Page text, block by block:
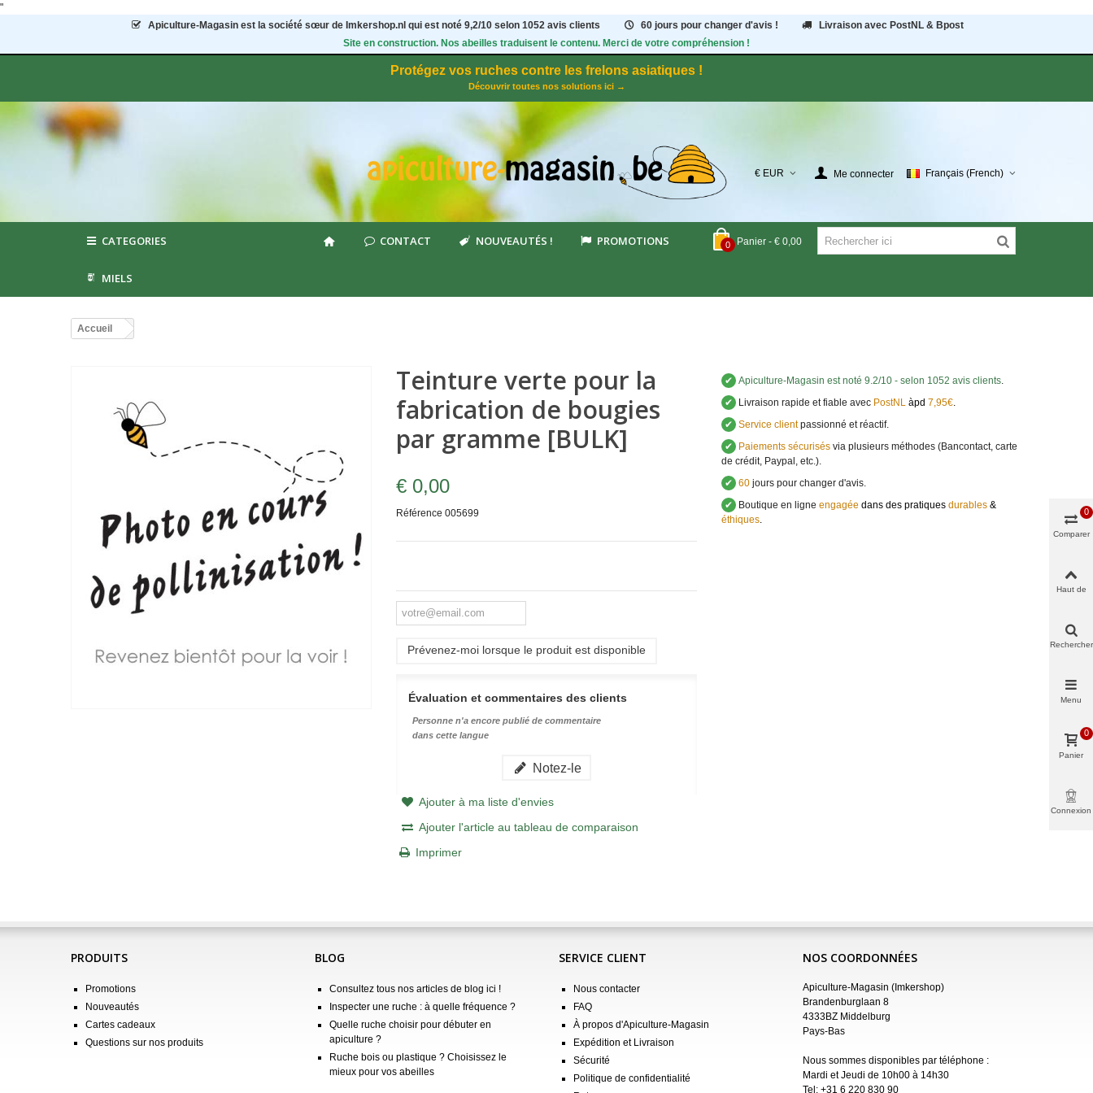
"
Apiculture-Magasin est la société sœur de Imkershop.nl qui est noté 9,2/10 selon 1052avis clients 60 jours pour changer d'avis !
Livraison avec PostNL & Bpost
Site en construction. Nos abeilles traduisent le contenu. Merci de votre compréhension !
Protégez vos ruches contre les frelons asiatiques !
Découvrir toutes nos solutions ici →
€ EUR Me connecter Français (French)
0 Panier - € 0,00
CATEGORIES CONTACT NOUVEAUTÉS ! PROMOTIONS
MIELS
Accueil
Teinture verte pour la
fabrication de bougies
par gramme [BULK]
€ 0,00
Référence 005699
Prévenez-moi lorsque le produit est disponible
Évaluation et commentaires des clients
Personne n'a encore publié de commentaire
dans cette langue
Notez-le
Ajouter à ma liste d'envies
Ajouter l'article au tableau de comparaison
Imprimer
✔ Apiculture-Magasin est noté 9.2/10 - selon 1052 avis clients.
✔ Livraison rapide et fiable avecPostNL àpd 7,95€.
✔ Service clientpassionné et réactif.
✔ Paiements sécurisésvia plusieurs méthodes (Bancontact, carte
de crédit, Paypal, etc.).
✔ 60jours pour changer d'avis.
✔ Boutique en ligne engagée dans des pratiques durables&
éthiques.
PRODUITS
Promotions
Nouveautés
Cartes cadeaux
Questions sur nos produits
BLOG
Consultez tous nos articles de blog ici !
Inspecter une ruche : à quelle fréquence ?
Quelle ruche choisir pour débuter en
apiculture ?
Ruche bois ou plastique ? Choisissez le
mieux pour vos abeilles
SERVICE CLIENT
Nous contacter
FAQ
À propos d'Apiculture-Magasin
Expédition et Livraison
Sécurité
Politique de confidentialité
NOS COORDONNÉES
Apiculture-Magasin (Imkershop)
Brandenburglaan 8
4333BZ Middelburg
Pays-Bas
Nous sommes disponibles par téléphone :
Mardi et Jeudi de 10h00 à 14h30
Tel: +31 6 220 830 90
Comparer
0
Haut de
Rechercher
Menu
Panier
0
Connexion